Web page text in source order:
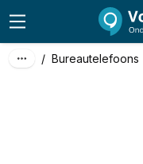
/ Bureautelefoons
excl. btw
incl. btw